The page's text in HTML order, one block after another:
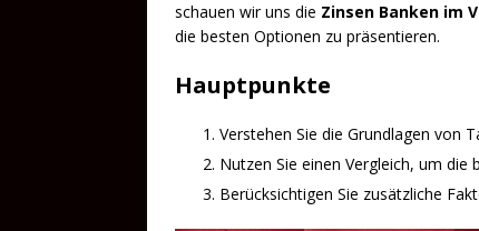
schauen wir uns die Zinsen Banken im
die besten Optionen zu präsentieren.
Hauptpunkte
Verstehen Sie die Grundlagen von
Nutzen Sie einen Vergleich, um die
Berücksichtigen Sie zusätzliche